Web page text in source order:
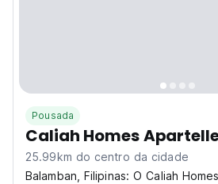
Pousada
Caliah Homes
25.99km do centro da cidade
Balamban, Filipinas: O Caliah